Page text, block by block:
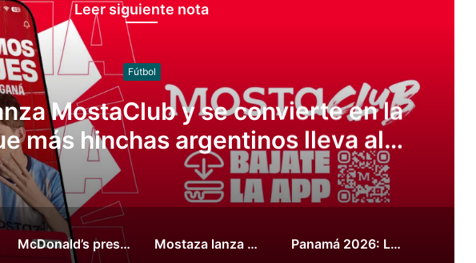
Leer siguiente nota
Panamá 2026: La natación cerró con 35
medallas
McDonald’s presenta tres nuevas hamburguesas junto a figuras de la Selección Argentina para vivir el Mundial 2026 Mostaza lanza MostaClub y se convierte en la marca que más hinchas argentinos lleva al Mundial Panamá 2026: La natación cerró con 35 medallas